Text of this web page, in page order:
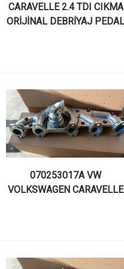
CARAVELLE 2.4 TDI CIKMA
ORİJİNAL DEBRİYAJ
070253017A VW
VOLKSWAGEN CARAVELLE